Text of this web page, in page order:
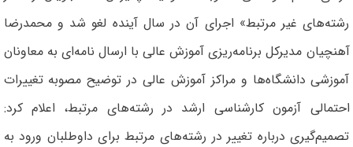
رشته‌های غیر مرتبط» اجرای آن در سال آینده لغو شد و محمدرضا
آهنچیان مدیرکل برنامه‌ریزی آموزش عالی با ارسال نامه‌ای به معاونان
آموزشی دانشگاه‌ها و مراکز آموزش عالی در توضیح مصوبه تغییرات
احتمالی آزمون کارشناسی ارشد در رشته‌های مرتبط، اعلام کرد:
تصمیم‌گیری درباره تغییر در رشته‌های مرتبط برای داوطلبان ورود به